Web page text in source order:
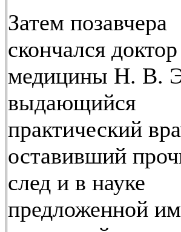
Затем позавчера
скончался доктор
медицины Н. В.
выдающийся
практический
оставивший
след и в науке
предложенной им